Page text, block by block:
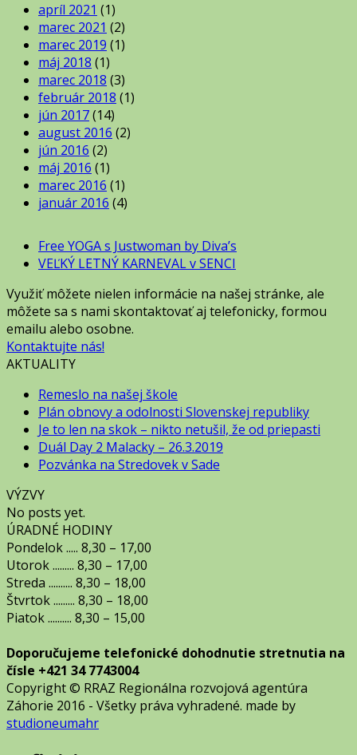
apríl 2021 (1)
marec 2021 (2)
marec 2019 (1)
máj 2018 (1)
marec 2018 (3)
február 2018 (1)
jún 2017(14)
august 2016 (2)
jún 2016 (2)
máj 2016 (1)
marec 2016 (1)
január 2016 (4)
Free YOGA s Justwoman by Diva’s
VEĽKÝ LETNÝ KARNEVAL v SENCI
Využiť môžete nielen informácie na našej stránke, ale
môžete sa s nami skontaktovať aj telefonicky, formou
emailu alebo osobne.
Kontaktujte nás!
AKTUALITY
Remeslo na našej škole
Plán obnovy a odolnosti Slovenskej republiky
Je to len na skok – nikto netušil, že od priepasti
Duál Day 2 Malacky – 26.3.2019
Pozvánka na Stredovek v Sade
VÝZVY
No posts yet.
ÚRADNÉ HODINY
Pondelok ..... 8,30 – 17,00
Utorok ......... 8,30 – 17,00
Streda .......... 8,30 – 18,00
Štvrtok ......... 8,30 – 18,00
Piatok .......... 8,30 – 15,00
Doporučujeme telefonické dohodnutie stretnutia na
čísle +421 34 7743004
Copyright © RRAZ Regionálna rozvojová agentúra
Záhorie 2016 - Všetky práva vyhradené. made by
studioneumahr